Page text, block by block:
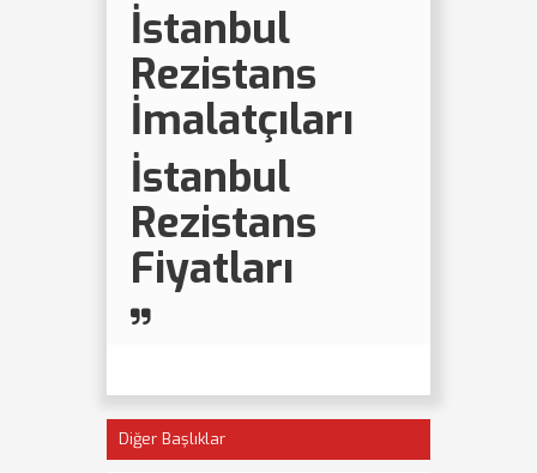
İstanbul
Rezistans
İmalatçıları
İstanbul
Rezistans
Fiyatları
Diğer Başlıklar